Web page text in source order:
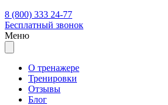
8 (800) 333 24-77
Бесплатный звонок
Меню
О тренажере
Тренировки
Отзывы
Блог